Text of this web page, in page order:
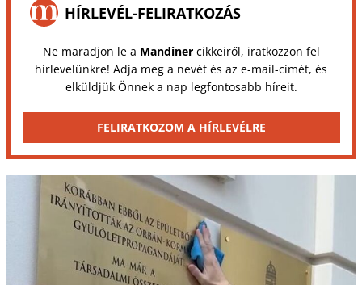
HÍRLEVÉL-FELIRATKOZÁS
Ne maradjon le a Mandinercikkeiről, iratkozzon fel
hírlevelünkre! Adja meg a nevét és az e-mail-címét, és
elküldjük Önnek a nap legfontosabb híreit.
FELIRATKOZOM A HÍRLEVÉLRE